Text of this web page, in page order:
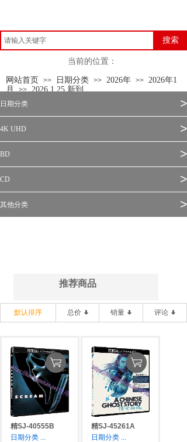
搜索
当前的位置：
网站首页 >> 日期分类 >> 2026年 >> 2026年1
月 >> 2026.1.25 新到
日期分类 >
4K UHD >
BD >
CD >
其他分类 >
推荐商品
默认排序 总价 销量 评论
精SJ-40555B
日期分类 ...
精SJ-45261A
日期分类 ...